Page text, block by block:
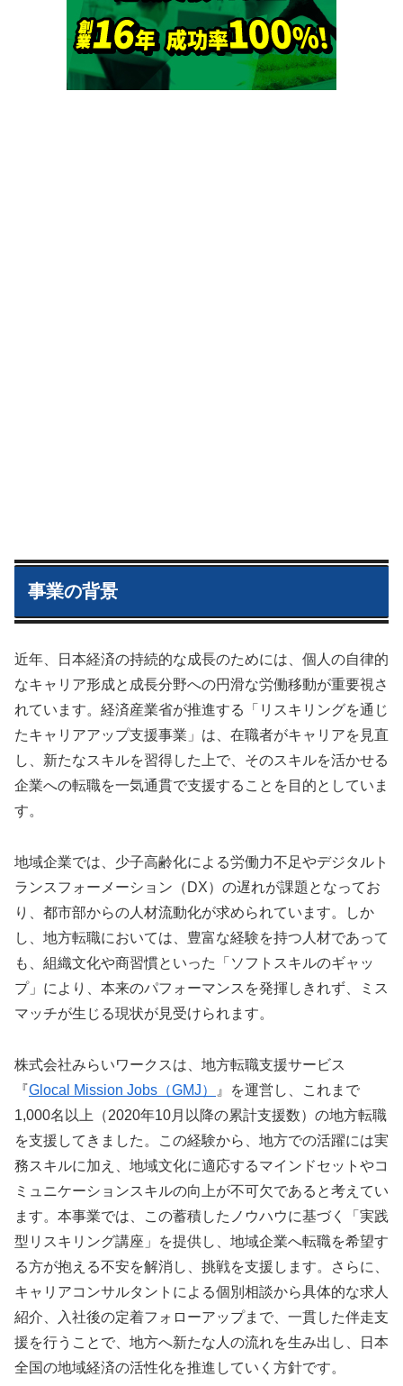
事業の背景
近年、日本経済の持続的な成長のためには、個人の自律的
なキャリア形成と成長分野への円滑な労働移動が重要視さ
れています。経済産業省が推進する「リスキリングを通じ
たキャリアアップ支援事業」は、在職者がキャリアを見直
し、新たなスキルを習得した上で、そのスキルを活かせる
企業への転職を一気通貫で支援することを目的としていま
す。
地域企業では、少子高齢化による労働力不足やデジタルト
ランスフォーメーション（DX）の遅れが課題となってお
り、都市部からの人材流動化が求められています。しか
し、地方転職においては、豊富な経験を持つ人材であって
も、組織文化や商習慣といった「ソフトスキルのギャッ
プ」により、本来のパフォーマンスを発揮しきれず、ミス
マッチが生じる現状が見受けられます。
株式会社みらいワークスは、地方転職支援サービス
『Glocal Mission Jobs（GMJ）
』を運営し、これまで
1,000名以上（2020年10月以降の累計支援数）の地方転職
を支援してきました。この経験から、地方での活躍には実
務スキルに加え、地域文化に適応するマインドセットやコ
ミュニケーションスキルの向上が不可欠であると考えてい
ます。本事業では、この蓄積したノウハウに基づく「実践
型リスキリング講座」を提供し、地域企業へ転職を希望す
る方が抱える不安を解消し、挑戦を支援します。さらに、
キャリアコンサルタントによる個別相談から具体的な求人
紹介、入社後の定着フォローアップまで、一貫した伴走支
援を行うことで、地方へ新たな人の流れを生み出し、日本
全国の地域経済の活性化を推進していく方針です。